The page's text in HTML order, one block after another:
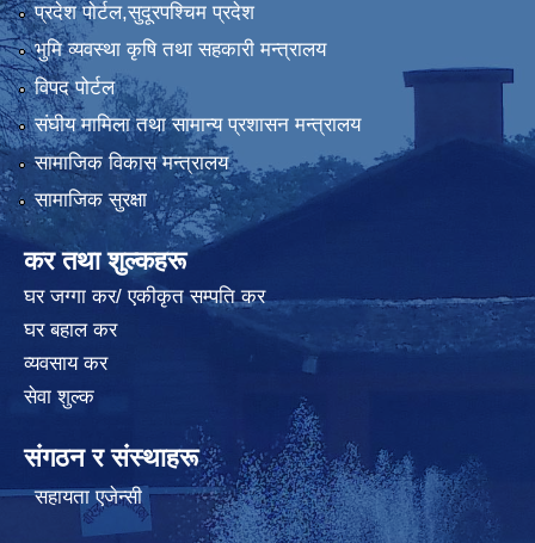
प्रदेश पाेर्टल,सुदूरपश्चिम प्रदेश
भुमि व्यवस्था कृषि तथा सहकारी मन्त्रालय
विपद पोर्टल
संघीय मामिला तथा सामान्य प्रशासन मन्त्रालय
सामाजिक विकास मन्त्रालय
सामाजिक सुरक्षा
कर तथा शुल्कहरू
घर जग्गा कर/ एकीकृत सम्पति कर
घर बहाल कर
व्यवसाय कर
सेवा शुल्क
संगठन र संस्थाहरू
सहायता एजेन्सी